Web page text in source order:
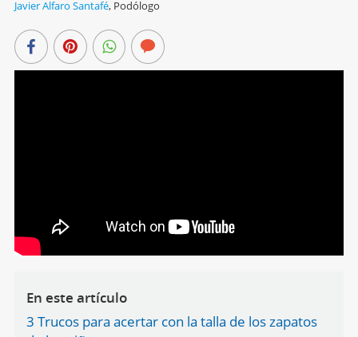
Javier Alfaro Santafé, Podólogo
En este artículo
3 Trucos para acertar con la talla de los zapatos